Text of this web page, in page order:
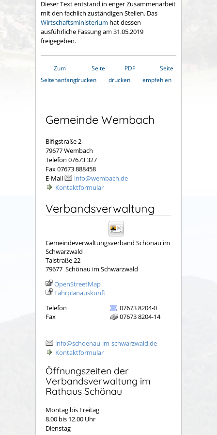
Dieser Text entstand in enger Zusammenarbeit
mit den fachlich zuständigen Stellen. Das
Wirtschaftsministerium hat dessen
ausführliche Fassung am 31.05.2019
freigegeben.
Zum
Seitenanfang
Seite
drucken
PDF
drucken
Seite
empfehlen
Gemeinde Wembach
Bifigstraße 2
79677 Wembach
Telefon 07673 327
Fax 07673 888458
E-Mail
info@wembach.de
Kontaktformular
Verbandsverwaltung
Gemeindeverwaltungsverband Schönau im
Schwarzwald
Talstraße 22
79677 Schönau im Schwarzwald
OpenStreetMap
Fahrplanauskunft
Telefon
07673 8204-0
Fax
07673 8204-14
info@schoenau-im-schwarzwald.de
Kontaktformular
Öffnungszeiten der
Verbandsverwaltung im
Rathaus Schönau
Montag bis Freitag
8.00 bis 12.00 Uhr
Dienstag